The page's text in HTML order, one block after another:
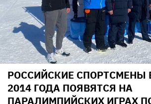
РОССИЙСКИЕ СПОРТСМЕНЫ
2014 ГОДА ПОЯВЯТСЯ НА
ПАРАЛИМПИЙСКИХ ИГРАХ